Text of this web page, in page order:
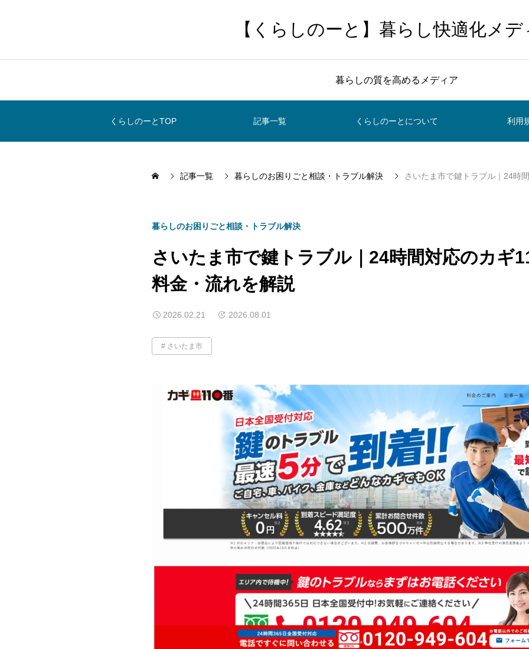
【くらしのーと】暮らし快適化メデ
暮らしの質を高めるメディア
くらしのーとTOP 記事一覧 くらしのーとについて 利用
記事一覧 暮らしのお困りごと相談・トラブル解決 さいたま市で鍵トラブル｜24時間対応のカ
暮らしのお困りごと相談・トラブル解決
さいたま市で鍵トラブル｜24時間対応のカギ
料金・流れを解説
2026.02.21 2026.08.01
さいたま市